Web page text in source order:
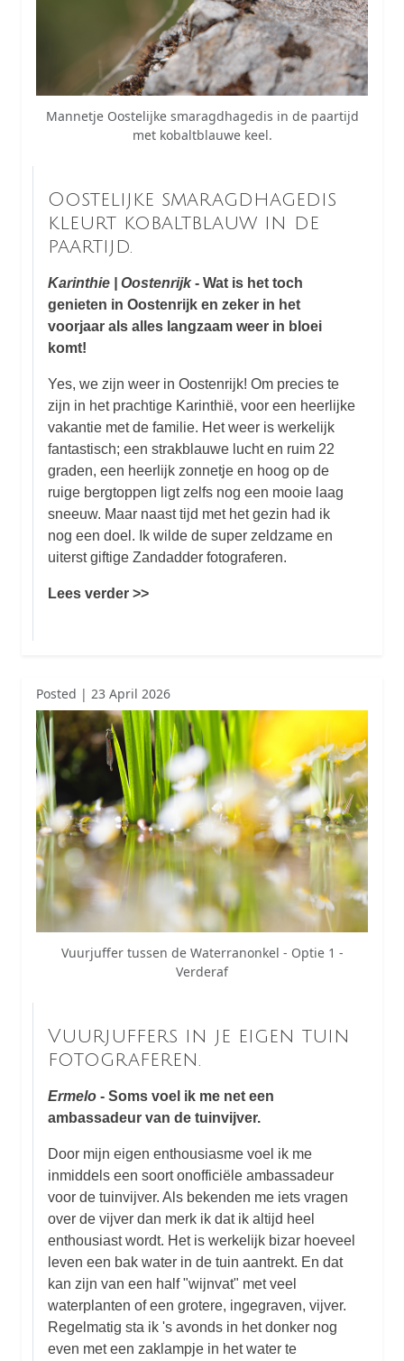
Mannetje Oostelijke smaragdhagedis in de paartijd
met kobaltblauwe keel.
Oostelijke smaragdhagedis
kleurt kobaltblauw in de
paartijd.
Karinthie | Oostenrijk- Wat is het toch
genieten in Oostenrijk en zeker in het
voorjaar als alles langzaam weer in bloei
komt!
Yes, we zijn weer in Oostenrijk! Om precies te
zijn in het prachtige Karinthië, voor een heerlijke
vakantie met de familie. Het weer is werkelijk
fantastisch; een strakblauwe lucht en ruim 22
graden, een heerlijk zonnetje en hoog op de
ruige bergtoppen ligt zelfs nog een mooie laag
sneeuw. Maar naast tijd met het gezin had ik
nog een doel. Ik wilde de super zeldzame en
uiterst giftige Zandadder fotograferen.
Lees verder >>
Posted | 23 April 2026
Vuurjuffer tussen de Waterranonkel - Optie 1 -
Verderaf
Vuurjuffers in je eigen tuin
fotograferen.
Ermelo - Soms voel ik me net een
ambassadeur van de tuinvijver.
Door mijn eigen enthousiasme voel ik me
inmiddels een soort onofficiële ambassadeur
voor de tuinvijver. Als bekenden me iets vragen
over de vijver dan merk ik dat ik altijd heel
enthousiast wordt. Het is werkelijk bizar hoeveel
leven een bak water in de tuin aantrekt. En dat
kan zijn van een half "wijnvat" met veel
waterplanten of een grotere, ingegraven, vijver.
Regelmatig sta ik 's avonds in het donker nog
even met een zaklampje in het water te